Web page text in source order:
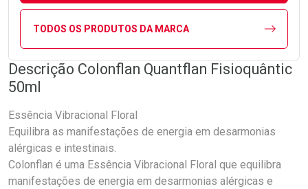
TODOS OS PRODUTOS DA MARCA
Descrição Colonflan Quantflan Fisioquântic
50ml
Essência Vibracional Floral
Equilibra as manifestações de energia em desarmonias
alérgicas e intestinais.
Colonflan é uma Essência Vibracional Floral que equilibra
manifestações de energia em desarmonias alérgicas e